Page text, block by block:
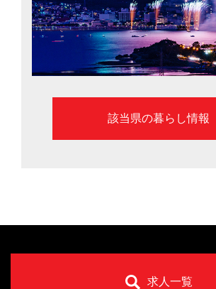
スをのぞむ雄大な自然と、大都市圏への
力の長野県。認定NPO法人ふるさと回帰
（東京）による移住希望地域ランキング
いい田舎」が評価され、2年連続1位に
など観光名所も豊富。信州ワインのほか
大王わさびなど食の豊かさも魅力です。
該当県の暮らし情報
求人一覧